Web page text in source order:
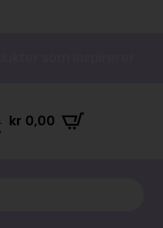
kr 0,00